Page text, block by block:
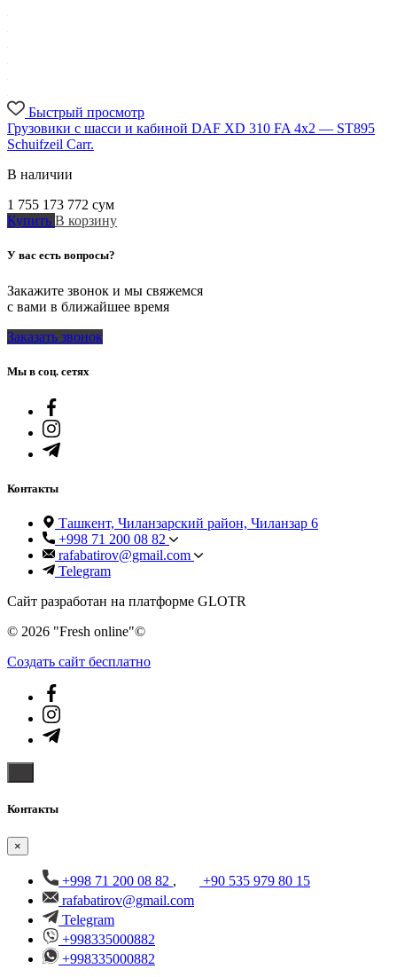
Быстрый просмотр
Грузовики с шасси и кабиной DAF XD 310 FA 4x2 — ST895
Schuifzeil Carr.
В наличии
1 755 173 772 сум
Купить В корзину
У вас есть вопросы?
Закажите звонок и мы свяжемся
с вами в ближайшее время
Заказать звонок
Мы в соц. сетях
Контакты
Ташкент, Чиланзарский район, Чиланзар 6
+998 71 200 08 82
rafabatirov@gmail.com
Telegram
Сайт разработан на платформе GLOTR
© 2026 "Fresh online"©️
Создать cайт бесплатно
Контакты
×
+998 71 200 08 82 ,
+90 535 979 80 15
rafabatirov@gmail.com
Telegram
+998335000882
+998335000882